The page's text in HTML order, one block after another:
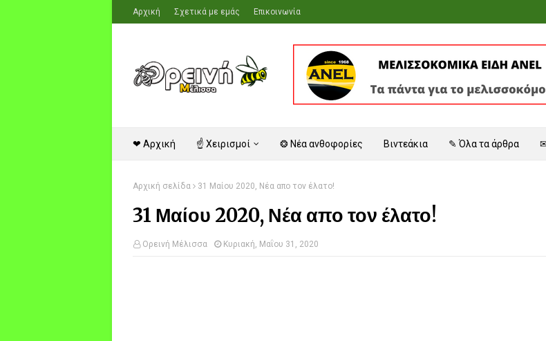
Αρχική Σχετικά με εμάς Επικοινωνία
❤ Αρχική ☝ Χειρισμοί ❂ Νέα ανθοφορίες Βιντεάκια ✎ Όλα τα άρθρα
Αρχική σελίδα 31 Μαίου 2020, Νέα απο τον έλατο!
31 Μαίου 2020, Νέα απο τον έλατο!
Ορεινή Μέλισσα Κυριακή, Μαΐου 31, 2020